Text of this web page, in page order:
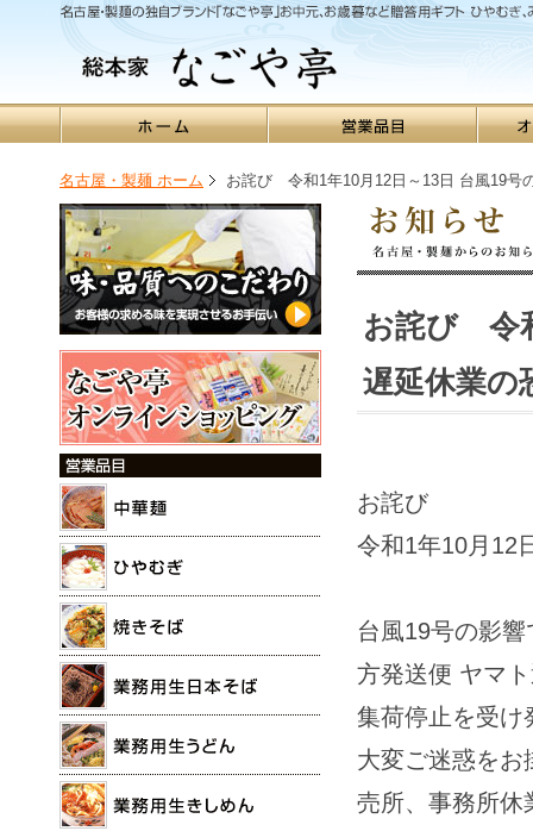
名古屋・製麺 ホーム お詫び 令和1年10月12日～13日 台風19号
お詫び 令
遅延休業の
お詫び
令和1年10月12
台風19号の影
方発送便 ヤマ
集荷停止を受け
大変ご迷惑をお
売所、事務所休